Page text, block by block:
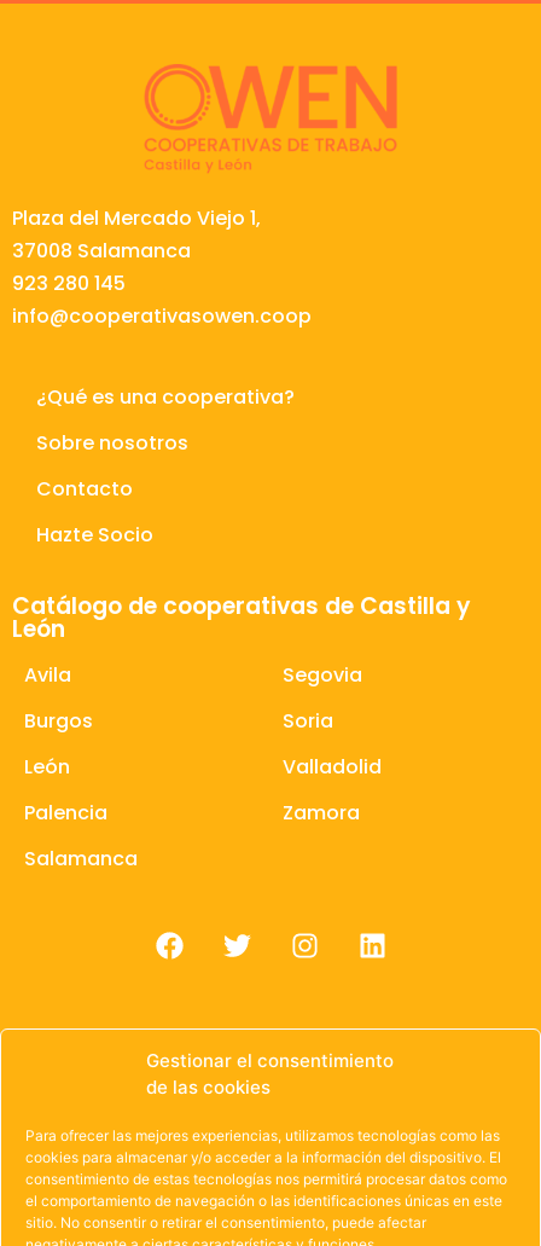
Gestionar el consentimiento
de las cookies
Para ofrecer las mejores experiencias, utilizamos tecnologías como las
cookies para almacenar y/o acceder a la información del dispositivo. El
consentimiento de estas tecnologías nos permitirá procesar datos como
el comportamiento de navegación o las identificaciones únicas en este
sitio. No consentir o retirar el consentimiento, puede afectar
Plaza del Mercado Viejo 1,
37008 Salamanca
923 280 145
info@cooperativasowen.coop
¿Qué es una cooperativa?
Sobre nosotros
Contacto
Hazte Socio
Catálogo de cooperativas de Castilla y
León
Avila
Burgos
León
Palencia
Salamanca
Segovia
Soria
Valladolid
Zamora
© 1985 – 2021 | OWEN Unión de Cooperativas de
Trabajo de Castilla y León
Aviso Legal·Política de Privacidad·Política de
Cookies